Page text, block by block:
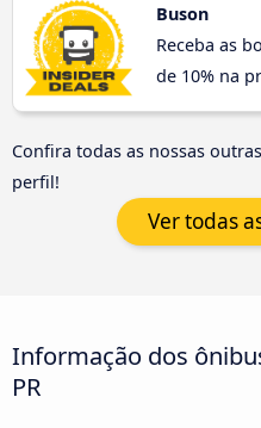
Buson
Receba as
de 10% na
Confira todas as nossas
perfil!
Ver todas
Informação dos
PR